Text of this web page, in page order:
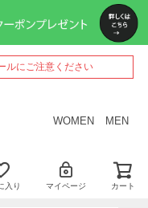
ルにご注意ください
WOMEN MEN
入り マイページ カート
ペー
ジト
ップ
へ